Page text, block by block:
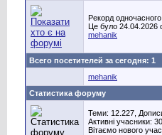
Рекорд одночасного
Це було 24.04.2026
mehanik
Всего посетителей за сегодня: 1
mehanik
Статистика форуму
Теми: 12.227,
Активні учасники: 30
Вітаємо нового